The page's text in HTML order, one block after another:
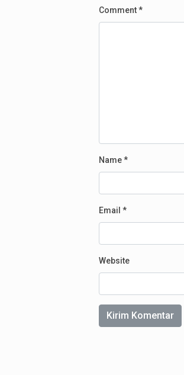
Comment*
Name*
Email *
Website